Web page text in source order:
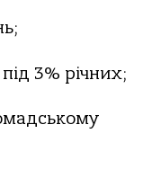
3% річних;